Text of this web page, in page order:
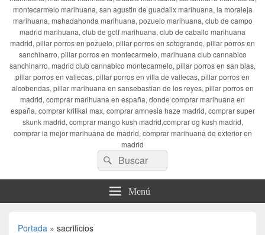
montecarmelo marihuana, san agustin de guadalix marihuana, la moraleja
marihuana, mahadahonda marihuana, pozuelo marihuana, club de campo
madrid marihuana, club de golf marihuana, club de caballo marihuana
madrid, pillar porros en pozuelo, pillar porros en sotogrande, pillar porros en
sanchinarro, pillar porros en montecarmelo, marihuana club cannabico
sanchinarro, madrid club cannabico montecarmelo, pillar porros en san blas,
pillar porros en vallecas, pillar porros en villa de vallecas, pillar porros en
alcobendas, pillar marihuana en sansebastian de los reyes, pillar porros en
madrid, comprar marihuana en españa, donde comprar marihuana en
españa, comprar kritikal max, comprar amnesia haze madrid, comprar super
skunk madrid, comprar mango kush madrid,comprar og kush madrid,
comprar la mejor marihuana de madrid, comprar marihuana de exterior en
madrid
Buscar
por:
Buscar
Menú
Portada » sacrificios